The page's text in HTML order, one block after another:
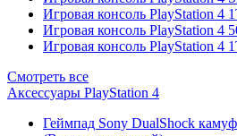
Игровая консоль PlayStation 4
Игровая консоль PlayStation 4
Игровая консоль PlayStation 4
Смотреть все
Аксессуары PlayStation 4
Геймпад Sony DualShock